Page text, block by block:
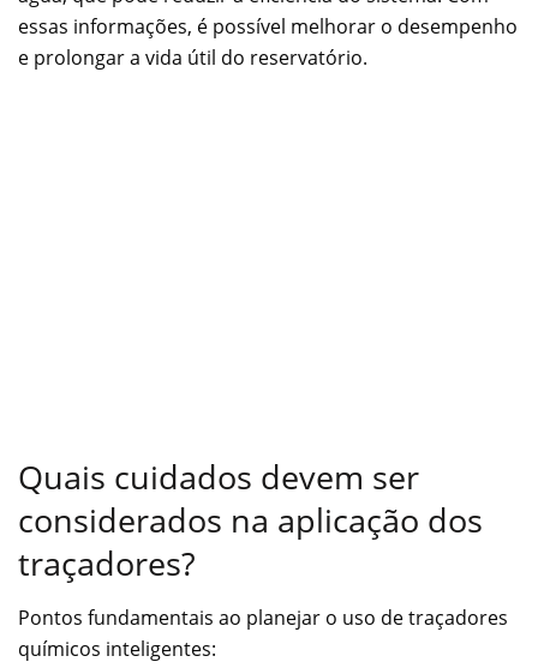
essas informações, é possível melhorar o desempenho
e prolongar a vida útil do reservatório.
Quais cuidados devem ser
considerados na aplicação dos
traçadores?
Pontos fundamentais ao planejar o uso de traçadores
químicos inteligentes: